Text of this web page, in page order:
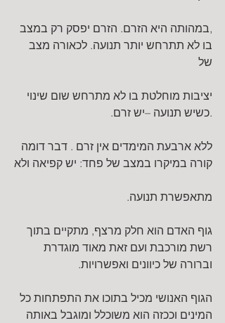
,במהותה היא הזרם. הזרם יפסק רק במצב
בו לא תתרחש יותר תנועה. לכאורה מצב
של
יציבות מוחלטת בו לא מתרחש שום שינוי
.כשיש תנועה –יש זרם.
ללא ארבעת המימדים אין זרם . דבר דומה
קורה במיקרו במצב של פחד: יש קפיאה ולא
מתאפשרת תנועה.
גוף האדם הוא חלק מרצף, מתקיים בתוך
רשת מורכבת ועם זאת מאוד מוגדרת
וברורה של כיוונים ואפשרויות.
הגוף האנושי מכיל בתוכו את התפתחות כל
המינים וככזה הוא משוכלל ומוגבל באותה